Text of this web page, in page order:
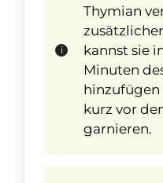
Thymian
kannst sie
Minuten
hinzufügen
kurz vor
garnieren.